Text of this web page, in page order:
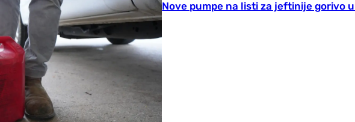
Nove pumpe na listi za jeftinije gorivo